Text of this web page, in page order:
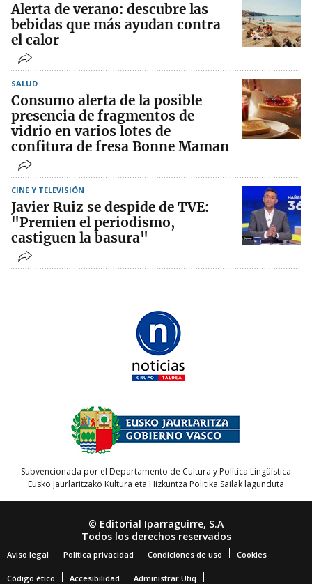
Alerta de verano: descubre las
bebidas que más ayudan contra
el calor
SALUD
Consumo alerta de la posible
presencia de fragmentos de
vidrio en varios lotes de
confitura de fresa Bonne Maman
CINE Y TELEVISIÓN
Javier Ruiz se despide de TVE:
"Premien el periodismo,
castiguen la basura"
Subvencionada por el Departamento de Cultura y Política Lingüística
Eusko Jaurlaritzako Kultura eta Hizkuntza Politika Sailak lagunduta
© Editorial Iparraguirre, S.A
Todos los derechos reservados
Aviso legal Política privacidad Condiciones de uso Cookies
Código ético Accesibilidad Administrar Utiq